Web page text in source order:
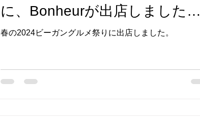
に、Bonheurが出店しました、
なんと即完売と大盛況！ありが
春の2024ビーガングルメ祭りに出店しました。